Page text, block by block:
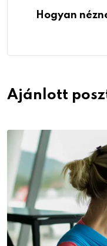
Hogyan
Ajánlott